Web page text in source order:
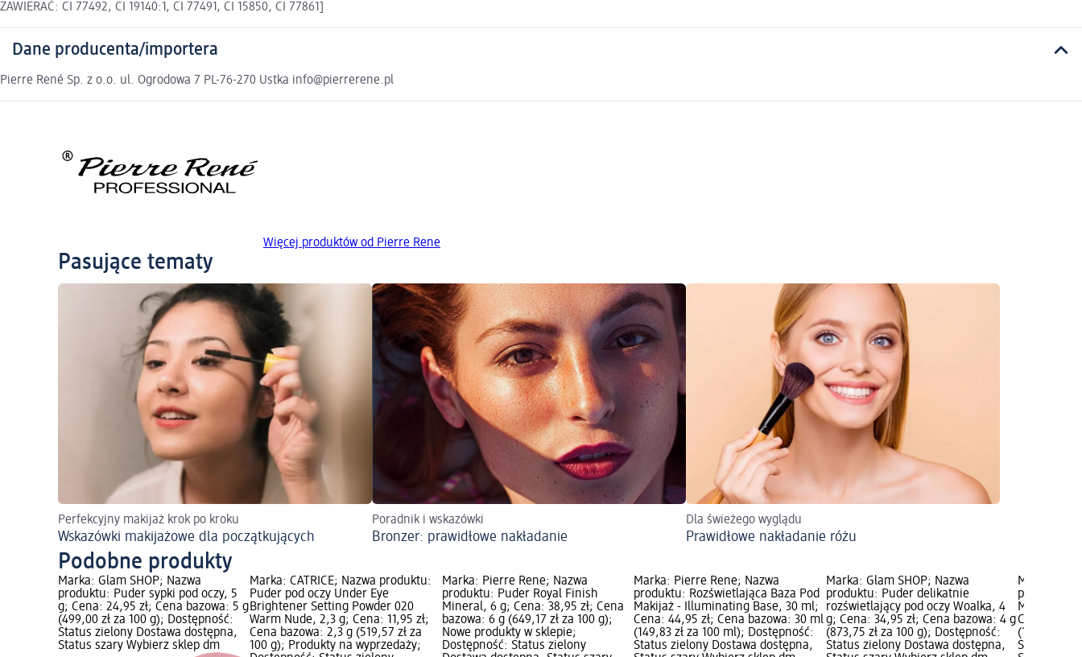
ZAWIERAĆ: CI 77492, CI 19140:1, CI 77491, CI 15850, CI 77861]
Dane producenta/importera
Pierre René Sp. z o.o. ul. Ogrodowa 7 PL-76-270 Ustka info@pierrerene.pl
Więcej produktów od Pierre Rene
Pasujące tematy
Perfekcyjny makijaż krok po kroku
Wskazówki makijażowe dla początkujących
Poradnik i wskazówki
Bronzer: prawidłowe nakładanie
Dla świeżego wyglądu
Prawidłowe nakładanie różu
Podobne produkty
Marka: Glam SHOP; Nazwa
produktu: Puder sypki pod oczy, 5
g; Cena: 24,95 zł; Cena bazowa: 5 g
(499,00 zł za 100 g); Dostępność:
Status zielony Dostawa dostępna,
Status szary Wybierz sklep dm
Marka: CATRICE; Nazwa produktu:
Puder pod oczy Under Eye
Brightener Setting Powder 020
Warm Nude, 2,3 g; Cena: 11,95 zł;
Cena bazowa: 2,3 g (519,57 zł za
100 g); Produkty na wyprzedaży;
Marka: Pierre Rene; Nazwa
produktu: Puder Royal Finish
Mineral, 6 g; Cena: 38,95 zł; Cena
bazowa: 6 g (649,17 zł za 100 g);
Nowe produkty w sklepie;
Dostępność: Status zielony
Marka: Pierre Rene; Nazwa
produktu: Rozświetlająca Baza Pod
Makijaż - Illuminating Base, 30 ml;
Cena: 44,95 zł; Cena bazowa: 30 ml
(149,83 zł za 100 ml); Dostępność:
Status zielony Dostawa dostępna,
Marka: Glam SHOP; Nazwa
produktu: Puder delikatnie
rozświetlający pod oczy Woalka, 4
g; Cena: 34,95 zł; Cena bazowa: 4 g
(873,75 zł za 100 g); Dostępność:
Status zielony Dostawa dostępna,
Marka:
produktu:
Makijaż -
Cena:
(149,83 zł
Status